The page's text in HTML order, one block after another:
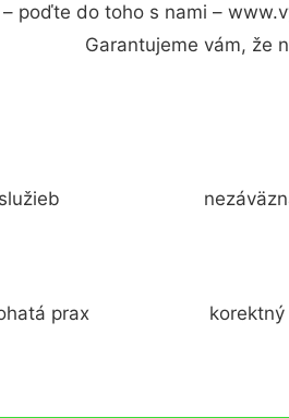
– poďte do toho s nami –
Garantujeme vám, že
prax